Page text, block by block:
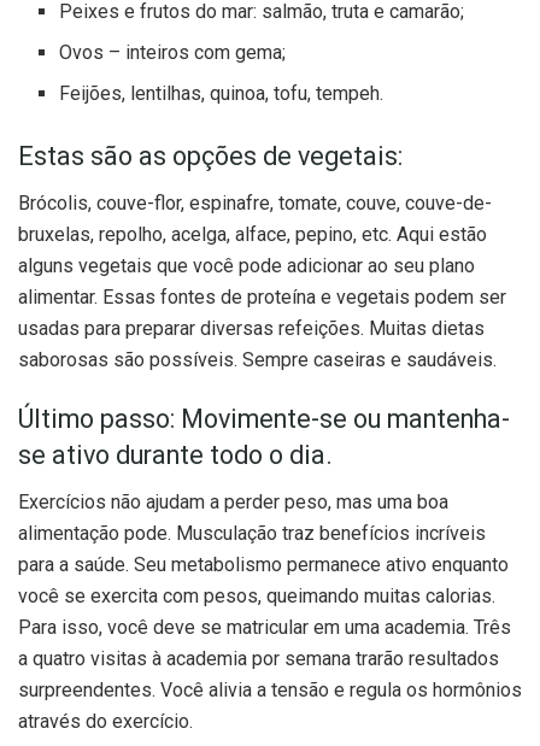
Peixes e frutos do mar: salmão, truta e camarão;
Ovos – inteiros com gema;
Feijões, lentilhas, quinoa, tofu, tempeh.
Estas são as opções de vegetais:
Brócolis, couve-flor, espinafre, tomate, couve, couve-de-
bruxelas, repolho, acelga, alface, pepino, etc. Aqui estão
alguns vegetais que você pode adicionar ao seu plano
alimentar. Essas fontes de proteína e vegetais podem ser
usadas para preparar diversas refeições. Muitas dietas
saborosas são possíveis. Sempre caseiras e saudáveis.
Último passo: Movimente-se ou mantenha-
se ativo durante todo o dia.
Exercícios não ajudam a perder peso, mas uma boa
alimentação pode. Musculação traz benefícios incríveis
para a saúde. Seu metabolismo permanece ativo enquanto
você se exercita com pesos, queimando muitas calorias.
Para isso, você deve se matricular em uma academia. Três
a quatro visitas à academia por semana trarão resultados
surpreendentes. Você alivia a tensão e regula os hormônios
através do exercício.